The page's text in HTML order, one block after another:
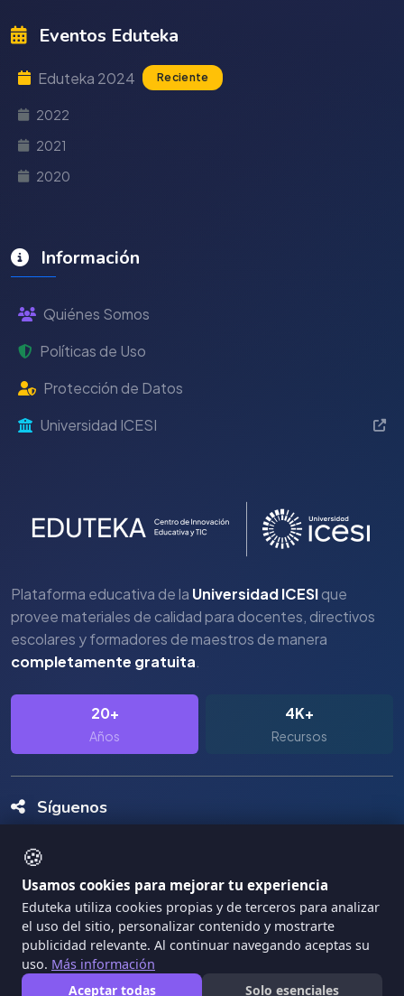
🍪
Usamos cookies para mejorar tu experiencia
Eduteka utiliza cookies propias y de terceros para analizar
el uso del sitio, personalizar contenido y mostrarte
publicidad relevante. Al continuar navegando aceptas su
uso. Más información
Aceptar todas
Solo esenciales
Eventos Eduteka
Eduteka 2024 Reciente
2022
2021
2020
Información
Quiénes Somos
Políticas de Uso
Protección de Datos
Universidad ICESI
Plataforma educativa de la Universidad ICESIque
provee materiales de calidad para docentes, directivos
escolares y formadores de maestros de manera
completamente gratuita.
20+
Años
4K+
Recursos
Síguenos
Copyright Eduteka 2001-2026 - Universidad ICESI
Términos de Servicio